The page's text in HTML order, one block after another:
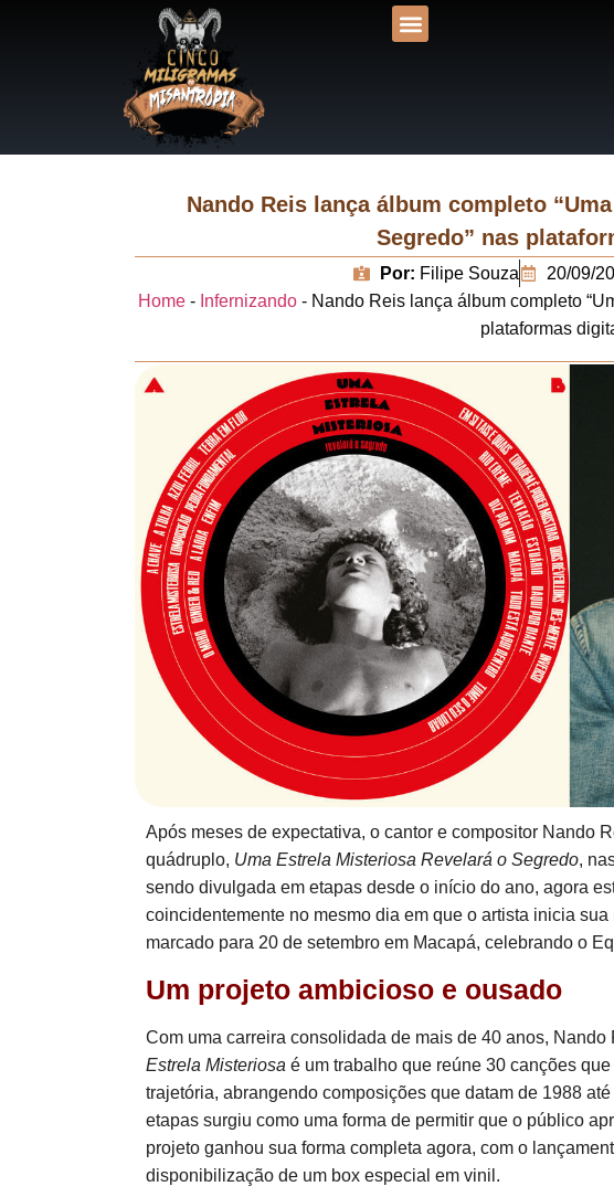
Nando Reis lança álbum completo
Segredo” nas
Por: Filipe Souza 20/09/
Home - Infernizando - Nando Reis lança álbum completo
plataformas
Após meses de expectativa, o cantor e compositor Nando
quádruplo, Uma Estrela Misteriosa Revelará o Segredo,
sendo divulgada em etapas desde o início do ano, agora
coincidentemente no mesmo dia em que o artista inicia
marcado para 20 de setembro em Macapá, celebrando o
Um projeto ambicioso e ousado
Com uma carreira consolidada de mais de 40 anos, Nando
Estrela Misteriosa é um trabalho que reúne 30 canções
trajetória, abrangendo composições que datam de 1988
etapas surgiu como uma forma de permitir que o público
projeto ganhou sua forma completa agora, com o
disponibilização de um box especial em vinil.